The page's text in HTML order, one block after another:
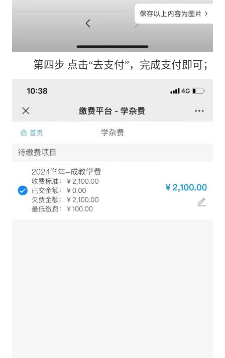
第四步 点击“去支付”，完成支付即可；